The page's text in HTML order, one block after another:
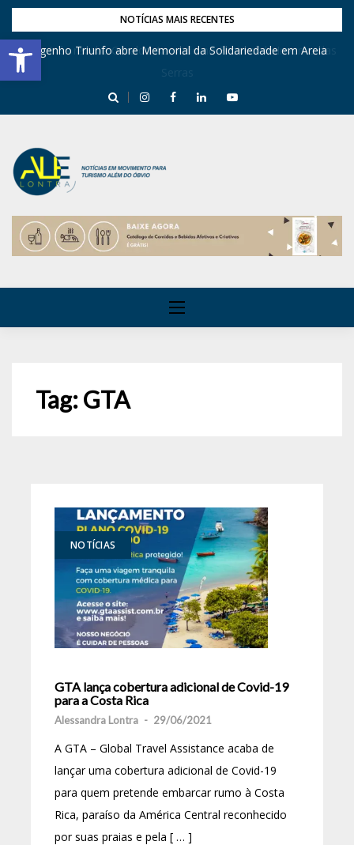
Barra de Ferramentas Aberta
NOTÍCIAS MAIS RECENTES
Engenho Triunfo abre Memorial da Solidariedade em Areia
Tag:GTA
NOTÍCIAS
GTA lança cobertura adicional de Covid-19
para a Costa Rica
Alessandra Lontra - 29/06/2021
A GTA – Global Travel Assistance acaba de
lançar uma cobertura adicional de Covid-19
para quem pretende embarcar rumo à Costa
Rica, paraíso da América Central reconhecido
por suas praias e pela [ … ]